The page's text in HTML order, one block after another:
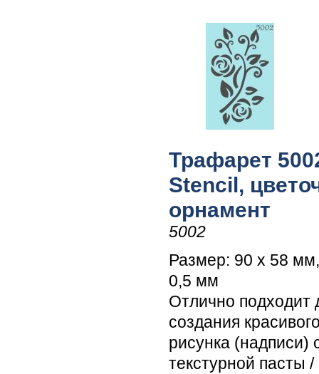
Трафарет
Stencil,
орнамент
5002
Размер: 90 х 58
0,5 мм
Отлично подходит
создания
рисунка
текстурной пасты